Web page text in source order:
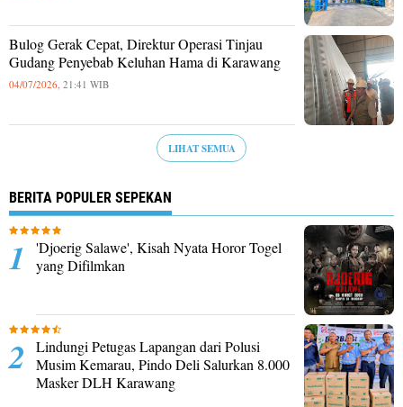
Bulog Gerak Cepat, Direktur Operasi Tinjau
Gudang Penyebab Keluhan Hama di Karawang
04/07/2026, 21:41 WIB
LIHAT SEMUA
BERITA POPULER SEPEKAN
'Djoerig Salawe', Kisah Nyata Horor Togel
yang Difilmkan
Lindungi Petugas Lapangan dari Polusi
Musim Kemarau, Pindo Deli Salurkan 8.000
Masker DLH Karawang